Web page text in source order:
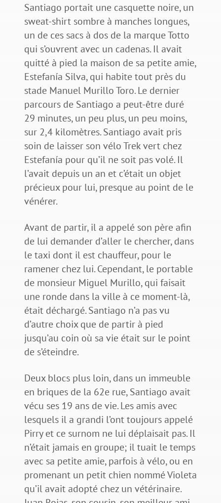
Santiago portait une casquette noire, un
sweat-shirt sombre à manches longues,
un de ces sacs à dos de la marque Totto
qui s’ouvrent avec un cadenas. Il avait
quitté à pied la maison de sa petite amie,
Estefanía Silva, qui habite tout près du
stade Manuel Murillo Toro. Le dernier
parcours de Santiago a peut-être duré
29 minutes, un peu plus, un peu moins,
sur 2,4 kilomètres. Santiago avait pris
soin de laisser son vélo Trek vert chez
Estefanía pour qu’il ne soit pas volé. Il
l’avait depuis un an et c’était un objet
précieux pour lui, presque au point de le
vénérer.
Avant de partir, il a appelé son père afin
de lui demander d’aller le chercher, dans
le taxi dont il est chauffeur, pour le
ramener chez lui. Cependant, le portable
de monsieur Miguel Murillo, qui faisait
une ronde dans la ville à ce moment-là,
était déchargé. Santiago n’a pas vu
d’autre choix que de partir à pied
jusqu’au coin où sa vie était sur le point
de s’éteindre.
Deux blocs plus loin, dans un immeuble
en briques de la 62e rue, Santiago avait
vécu ses 19 ans de vie. Les amis avec
lesquels il a grandi l’ont toujours appelé
Pirry et ce surnom ne lui déplaisait pas. Il
n’était jamais en groupe; il tuait le temps
avec sa petite amie, parfois à vélo, ou en
promenant un petit chien nommé Violeta
qu’il avait adopté chez un vétérinaire.